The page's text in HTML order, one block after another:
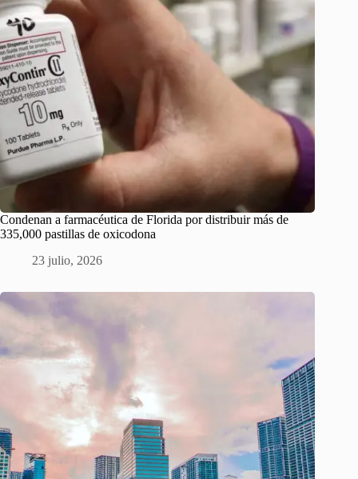
Condenan a farmacéutica de Florida por distribuir más de
335,000 pastillas de oxicodona
23 julio, 2026